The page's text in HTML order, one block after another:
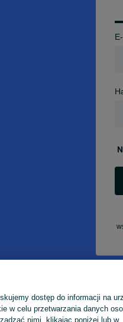
dostęp do informacji na
w celu przetwarzania danych
nimi, klikając poniżej lub w